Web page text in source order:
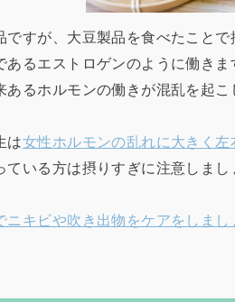
ですが、大豆製品を食べたことで
あるエストロゲンのように働きま
あるホルモンの働きが混乱を起こ
は女性ホルモンの乱れに大きく左
ている方は摂りすぎに注意しまし
ニキビや吹き出物をケアをしま